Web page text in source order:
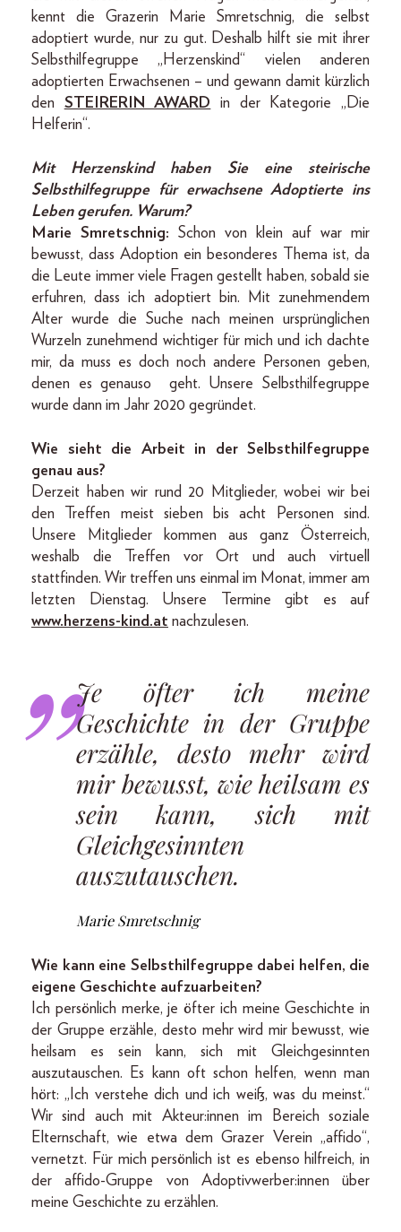
kennt die Grazerin Marie Smretschnig, die selbst
adoptiert wurde, nur zu gut. Deshalb hilft sie mit ihrer
Selbsthilfegruppe „Herzenskind“ vielen anderen
adoptierten Erwachsenen – und gewann damit kürzlich
den STEIRERIN AWARD in der Kategorie „Die
Helferin“.
Mit Herzenskind haben Sie eine steirische
Selbsthilfegruppe für erwachsene Adoptierte ins
Leben gerufen. Warum?
Marie Smretschnig: Schon von klein auf war mir
bewusst, dass Adoption ein besonderes Thema ist, da
die Leute immer viele Fragen gestellt haben, sobald sie
erfuhren, dass ich adoptiert bin. Mit zunehmendem
Alter wurde die Suche nach meinen ursprünglichen
Wurzeln zunehmend wichtiger für mich und ich dachte
mir, da muss es doch noch andere Personen geben,
denen es genauso geht. Unsere Selbsthilfegruppe
wurde dann im Jahr 2020 gegründet.
Wie sieht die Arbeit in der Selbsthilfegruppe
genau aus?
Derzeit haben wir rund 20 Mitglieder, wobei wir bei
den Treffen meist sieben bis acht Personen sind.
Unsere Mitglieder kommen aus ganz Österreich,
weshalb die Treffen vor Ort und auch virtuell
stattfinden. Wir treffen uns einmal im Monat, immer am
letzten Dienstag. Unsere Termine gibt es auf
www.herzens-kind.at nachzulesen.
Je öfter ich meine
Geschichte in der Gruppe
erzähle, desto mehr wird
mir bewusst, wie heilsam es
sein kann, sich mit
Gleichgesinnten
auszutauschen.
Marie Smretschnig
Wie kann eine Selbsthilfegruppe dabei helfen, die
eigene Geschichte aufzuarbeiten?
Ich persönlich merke, je öfter ich meine Geschichte in
der Gruppe erzähle, desto mehr wird mir bewusst, wie
heilsam es sein kann, sich mit Gleichgesinnten
auszutauschen. Es kann oft schon helfen, wenn man
hört: „Ich verstehe dich und ich weiß, was du meinst.“
Wir sind auch mit Akteur:innen im Bereich soziale
Elternschaft, wie etwa dem Grazer Verein „affido“,
vernetzt. Für mich persönlich ist es ebenso hilfreich, in
der affido-Gruppe von Adoptivwerber:innen über
meine Geschichte zu erzählen.